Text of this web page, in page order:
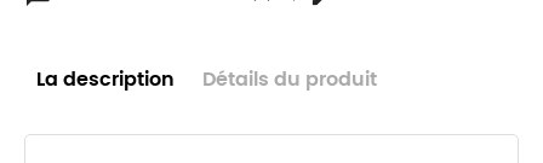
La description Détails du produit